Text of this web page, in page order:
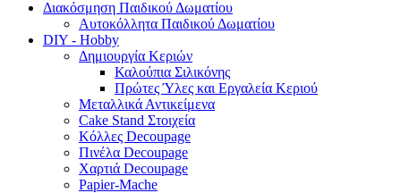
Διακόσμηση Παιδικού Δωματίου
Αυτοκόλλητα Παιδικού Δωματίου
DIY - Hobby
Δημιουργία Κεριών
Καλούπια Σιλικόνης
Πρώτες Ύλες και Εργαλεία Κεριού
Μεταλλικά Αντικείμενα
Cake Stand Στοιχεία
Κόλλες Decoupage
Πινέλα Decoupage
Χαρτιά Decoupage
Papier-Mache